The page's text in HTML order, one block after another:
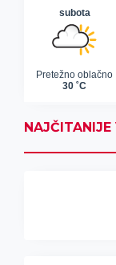
NAJČITANIJE